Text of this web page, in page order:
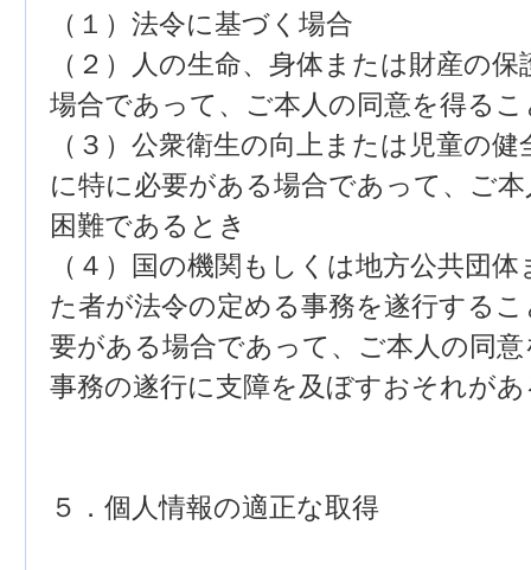
（１）法令に基づく場合
（２）人の生命、身体または財産の
場合であって、ご本人の同意を得る
（３）公衆衛生の向上または児童の
に特に必要がある場合であって、ご
困難であるとき
（４）国の機関もしくは地方公共団
た者が法令の定める事務を遂行する
要がある場合であって、ご本人の同
事務の遂行に支障を及ぼすおそれが
５．個人情報の適正な取得